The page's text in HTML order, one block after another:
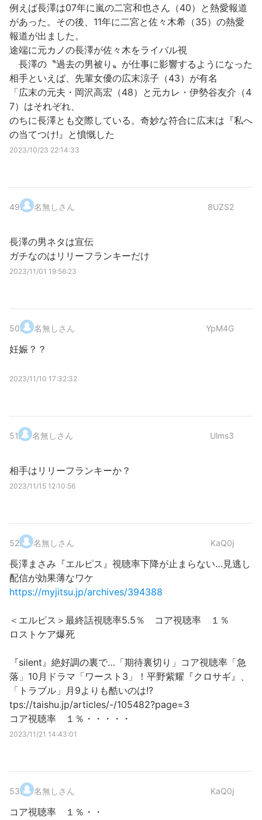
例えば長澤は07年に嵐の二宮和也さん（40）と熱愛報道
があった。その後、11年に二宮と佐々木希（35）の熱愛
報道が出ました。
途端に元カノの長澤が佐々木をライバル視
長澤の〝過去の男被り〟が仕事に影響するようになった
相手といえば、先輩女優の広末涼子（43）が有名
「広末の元夫・岡沢高宏（48）と元カレ・伊勢谷友介（4
7）はそれぞれ、
のちに長澤とも交際している。奇妙な符合に広末は『私へ
の当てつけ!』と憤慨した
2023/10/23 22:14:33
49. 名無しさん 8UZS2
長澤の男ネタは宣伝
ガチなのはリリーフランキーだけ
2023/11/01 19:56:23
50. 名無しさん YpM4G
妊娠？？
2023/11/10 17:32:32
51. 名無しさん Ulms3
相手はリリーフランキーか？
2023/11/15 12:10:56
52. 名無しさん KaQ0j
長澤まさみ『エルピス』視聴率下降が止まらない…見逃し
配信が効果薄なワケ
https://myjitsu.jp/archives/394388
＜エルピス＞最終話視聴率5.5％ コア視聴率 １％
ロストケア爆死
『silent』絶好調の裏で…「期待裏切り」コア視聴率「急
落」10月ドラマ「ワースト3」！平野紫耀『クロサギ』、
「トラブル」月9よりも酷いのは!?
tps://taishu.jp/articles/-/105482?page=3
コア視聴率 １％・・・・・
2023/11/21 14:43:01
53. 名無しさん KaQ0j
コア視聴率 １％・・